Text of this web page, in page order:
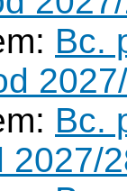
Bc.
Bc.
2027/